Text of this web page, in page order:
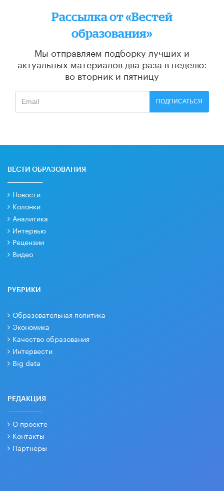
Рассылка от «Вестей
образования»
Мы отправляем подборку лучших и
актуальных материалов два раза в неделю:
во вторник и пятницу
ПОДПИСАТЬСЯ
ВЕСТИ ОБРАЗОВАНИЯ
Новости
Колонки
Аналитика
Интервью
Рецензии
Видео
РУБРИКИ
Образовательная политика
Экономика
Качество образования
Интервести
Big data
РЕДАКЦИЯ
О проекте
Контакты
Партнеры